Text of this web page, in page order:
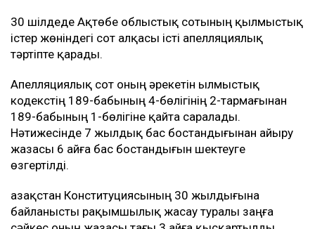
30 шілдеде Ақтөбе облыстық сотының қылмыстық
істер жөніндегі сот алқасы істі апелляциялық
тәртіпте қарады.
Апелляциялық сот оның әрекетін Қылмыстық
кодекстің 189-бабының 4-бөлігінің 2-тармағынан
189-бабының 1-бөлігіне қайта саралады.
Нәтижесінде 7 жылдық бас бостандығынан айыру
жазасы 6 айға бас бостандығын шектеуге
өзгертілді.
Қазақстан Конституциясының 30 жылдығына
байланысты рақымшылық жасау туралы заңға